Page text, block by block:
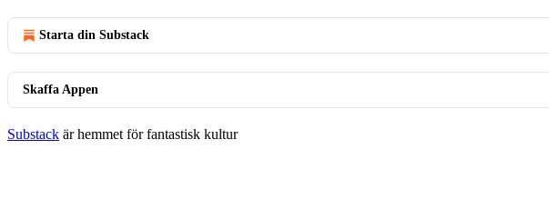
Starta din Substack
Skaffa Appen
Substack är hemmet för fantastisk kultur